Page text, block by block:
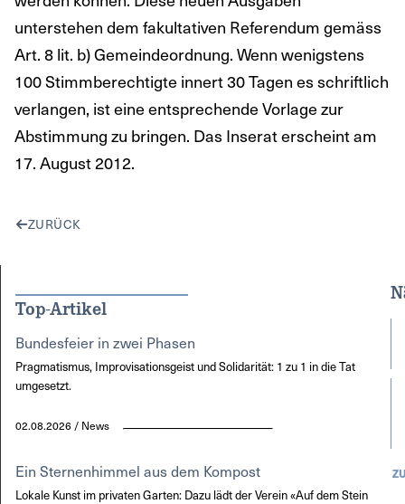
unterstehen dem fakultativen Referendum gemäss
Art. 8 lit. b) Gemeindeordnung. Wenn wenigstens
100 Stimmberechtigte innert 30 Tagen es schriftlich
verlangen, ist eine entsprechende Vorlage zur
Abstimmung zu bringen. Das Inserat erscheint am
17. August 2012.
ZURÜCK
Top-Artikel
Bundesfeier in zwei Phasen
Pragmatismus, Improvisationsgeist und Solidarität: 1 zu 1 in die Tat
umgesetzt.
02.08.2026 / News
Ein Sternenhimmel aus dem Kompost
Lokale Kunst im privaten Garten: Dazu lädt der Verein «Auf dem Stein